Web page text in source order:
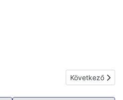
Következő
Következő